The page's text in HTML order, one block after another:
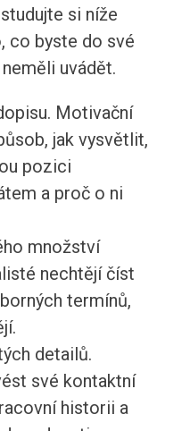
si níže
co byste do své
uvádět.
Motivační
jak vysvětlit,
pozici
a proč o ni
množství
nechtějí číst
termínů,
detailů.
své kontaktní
historii a